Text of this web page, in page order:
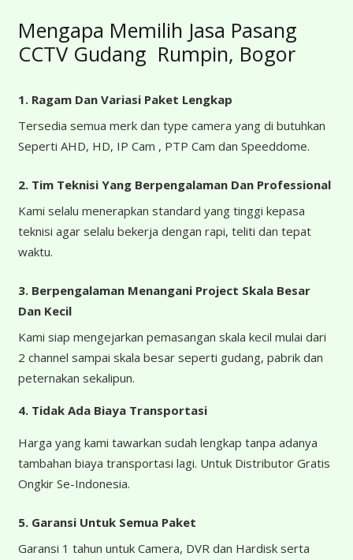
Mengapa Memilih Jasa Pasang
CCTV Gudang Rumpin, Bogor
1. Ragam Dan Variasi Paket Lengkap
Tersedia semua merk dan type camera yang di butuhkan
Seperti AHD, HD, IP Cam , PTP Cam dan Speeddome.
2. Tim Teknisi Yang Berpengalaman Dan Professional
Kami selalu menerapkan standard yang tinggi kepasa
teknisi agar selalu bekerja dengan rapi, teliti dan tepat
waktu.
3. Berpengalaman Menangani Project Skala Besar
Dan Kecil
Kami siap mengejarkan pemasangan skala kecil mulai dari
2 channel sampai skala besar seperti gudang, pabrik dan
peternakan sekalipun.
4. Tidak Ada Biaya Transportasi
Harga yang kami tawarkan sudah lengkap tanpa adanya
tambahan biaya transportasi lagi. Untuk Distributor Gratis
Ongkir Se-Indonesia.
5. Garansi Untuk Semua Paket
Garansi 1 tahun untuk Camera, DVR dan Hardisk serta